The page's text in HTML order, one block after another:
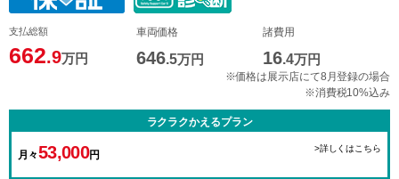
支払総額
662.9万円
車両価格
646.5万円
諸費用
16.4万円
※価格は展示店にて8月登録の場合
※消費税10%込み
ラクラクかえるプラン
月々53,000円
>詳しくはこちら